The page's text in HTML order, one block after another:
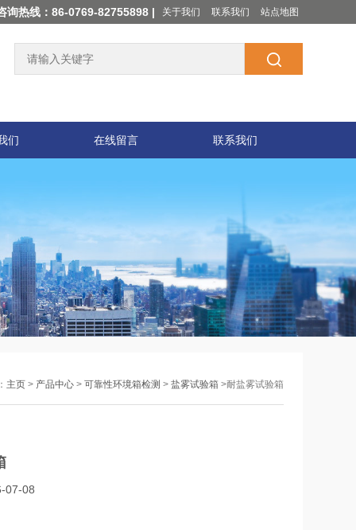
询热线：86-0769-82755898 | 关于我们 联系我们 站点地图
们 在线留言 联系我们
主页 > 产品中心 >可靠性环境箱检测 >盐雾试验箱 >耐盐雾试验箱
07-08